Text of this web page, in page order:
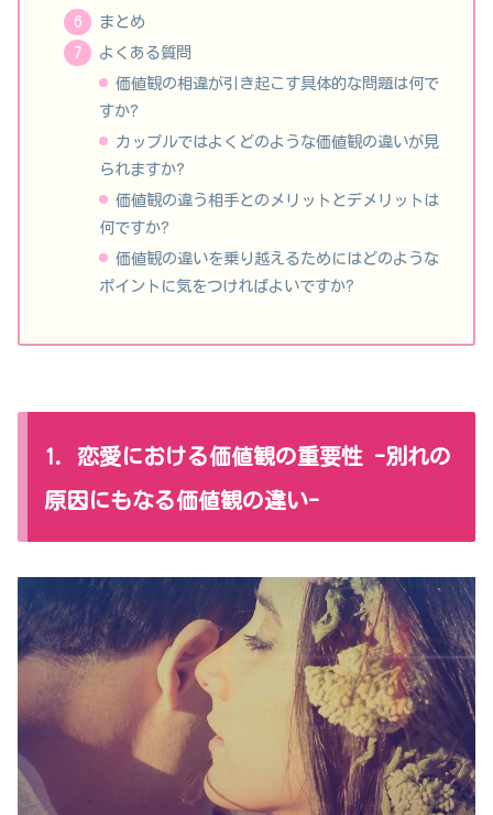
まとめ
よくある質問
価値観の相違が引き起こす具体的な問題は何で
すか?
カップルではよくどのような価値観の違いが見
られますか?
価値観の違う相手とのメリットとデメリットは
何ですか?
価値観の違いを乗り越えるためにはどのような
ポイントに気をつければよいですか?
1. 恋愛における価値観の重要性 -別れの
原因にもなる価値観の違い-